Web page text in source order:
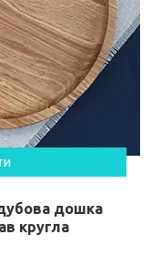
дошка
кругла